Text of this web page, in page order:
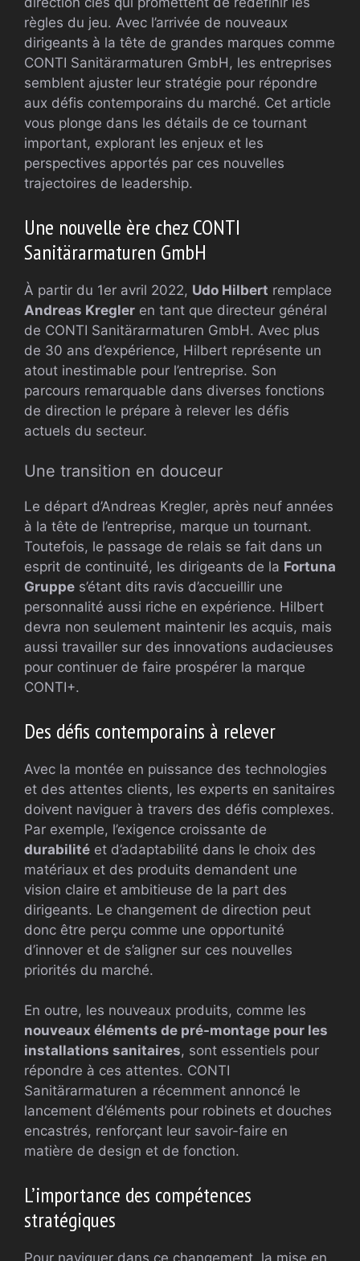
règles du jeu. Avec l’arrivée de nouveaux
dirigeants à la tête de grandes marques comme
CONTI Sanitärarmaturen GmbH, les entreprises
semblent ajuster leur stratégie pour répondre
aux défis contemporains du marché. Cet article
vous plonge dans les détails de ce tournant
important, explorant les enjeux et les
perspectives apportés par ces nouvelles
trajectoires de leadership.
Une nouvelle ère chez CONTI
Sanitärarmaturen GmbH
À partir du 1er avril 2022, Udo Hilbert remplace
Andreas Kregler en tant que directeur général
de CONTI Sanitärarmaturen GmbH. Avec plus
de 30 ans d’expérience, Hilbert représente un
atout inestimable pour l’entreprise. Son
parcours remarquable dans diverses fonctions
de direction le prépare à relever les défis
actuels du secteur.
Une transition en douceur
Le départ d’Andreas Kregler, après neuf années
à la tête de l’entreprise, marque un tournant.
Toutefois, le passage de relais se fait dans un
esprit de continuité, les dirigeants de la Fortuna
Gruppe s’étant dits ravis d’accueillir une
personnalité aussi riche en expérience. Hilbert
devra non seulement maintenir les acquis, mais
aussi travailler sur des innovations audacieuses
pour continuer de faire prospérer la marque
CONTI+.
Des défis contemporains à relever
Avec la montée en puissance des technologies
et des attentes clients, les experts en sanitaires
doivent naviguer à travers des défis complexes.
Par exemple, l’exigence croissante de
durabilité et d’adaptabilité dans le choix des
matériaux et des produits demandent une
vision claire et ambitieuse de la part des
dirigeants. Le changement de direction peut
donc être perçu comme une opportunité
d’innover et de s’aligner sur ces nouvelles
priorités du marché.
En outre, les nouveaux produits, comme les
nouveaux éléments de pré-montage pour les
installations sanitaires, sont essentiels pour
répondre à ces attentes. CONTI
Sanitärarmaturen a récemment annoncé le
lancement d’éléments pour robinets et douches
encastrés, renforçant leur savoir-faire en
matière de design et de fonction.
L’importance des compétences
stratégiques
Pour naviguer dans ce changement, la mise en